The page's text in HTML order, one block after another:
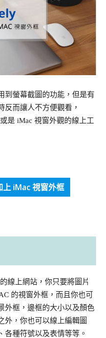
到螢幕截圖的功能，但是有
反而讓人不方便觀看，
是 iMac 視窗外觀的線上工
iMac 視窗外框
線上網站，你只要將圖片
的視窗外框，而且你也可
外框，邊框的大小以及顏色
外，你也可以線上編輯圖
各種符號以及表情等等。